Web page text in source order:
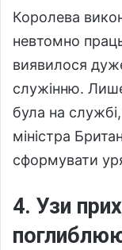
Королева
невтомно
виявилося
служінню.
була на
міністра
сформувати
4. Узи